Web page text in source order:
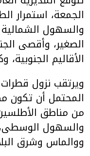
الجمعة، استمرار
والسهول
الصغير، وأقصى
الأقاليم
ويرتقب نزول
المحتمل أن تكون
من مناطق
والسهول
ووالماس وشرق